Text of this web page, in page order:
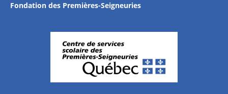
Fondation des Premières-Seigneuries